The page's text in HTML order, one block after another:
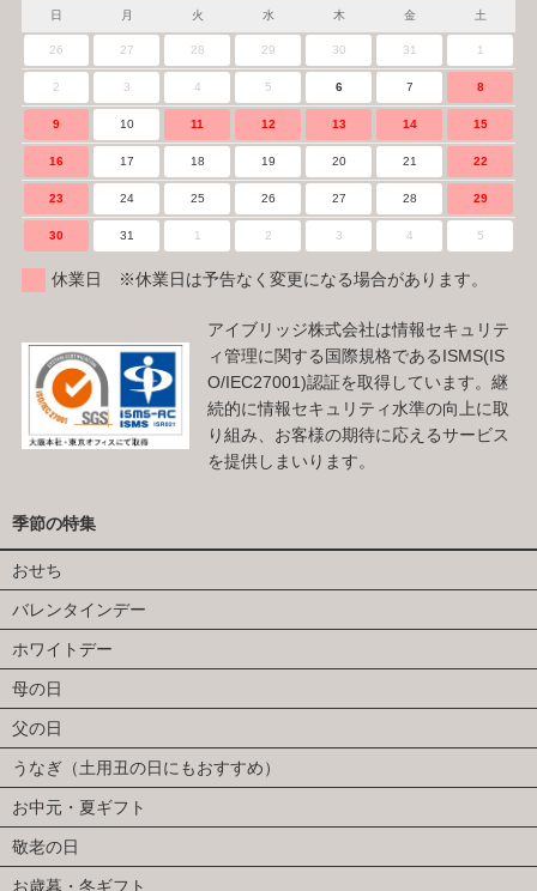
日 月 火 水 木 金 土
26 27 28 29 30 31 1
2 3 4 5 6 7 8
9 10 11 12 13 14 15
16 17 18 19 20 21 22
23 24 25 26 27 28 29
30 31 1 2 3 4 5
休業日 ※休業日は予告なく変更になる場合があります。
アイブリッジ株式会社は情報セキュリテ
ィ管理に関する国際規格であるISMS(IS
O/IEC27001)認証を取得しています。継
続的に情報セキュリティ水準の向上に取
り組み、お客様の期待に応えるサービス
を提供しまいります。
季節の特集
おせち
バレンタインデー
ホワイトデー
母の日
父の日
うなぎ（土用丑の日にもおすすめ）
お中元・夏ギフト
敬老の日
お歳暮・冬ギフト